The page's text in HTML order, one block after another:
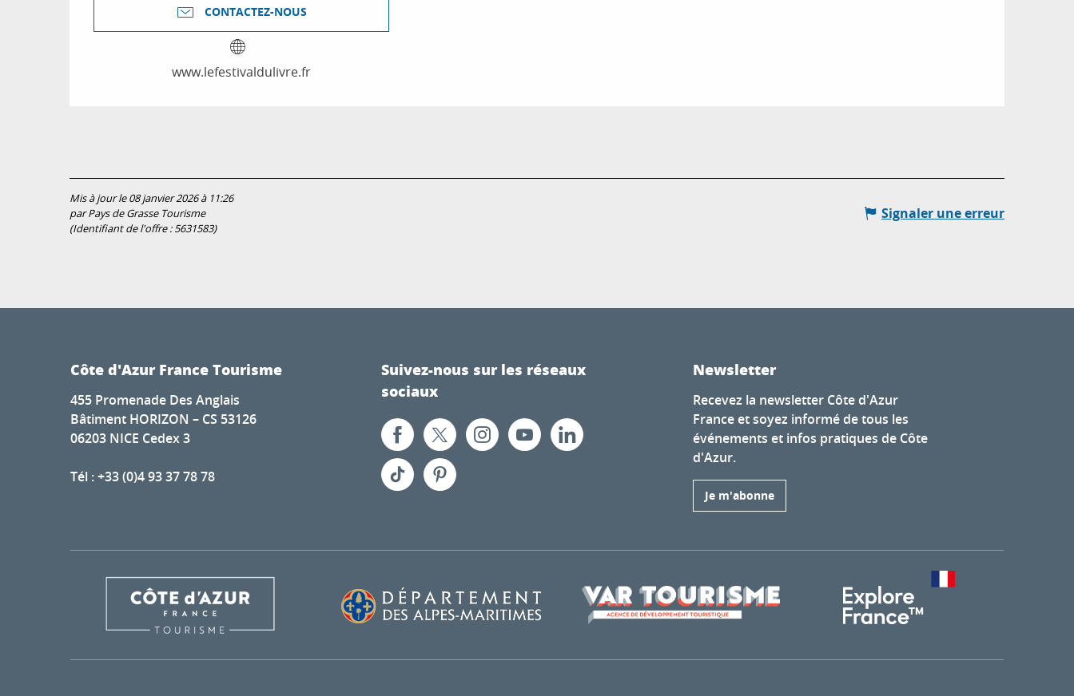
CONTACTEZ-NOUS
www.lefestivaldulivre.fr
Mis à jour le 08 janvier 2026 à 11:26
par Pays de Grasse Tourisme
(Identifiant de l'offre :5631583)
Signaler une erreur
Côte d'Azur France Tourisme
455 Promenade Des Anglais
Bâtiment HORIZON – CS 53126
06203 NICE Cedex 3
Tél : +33 (0)4 93 37 78 78
Suivez-nous sur les réseaux
sociaux
Newsletter
Recevez la newsletter Côte d'Azur
France et soyez informé de tous les
événements et infos pratiques de Côte
d'Azur.
Je m'abonne